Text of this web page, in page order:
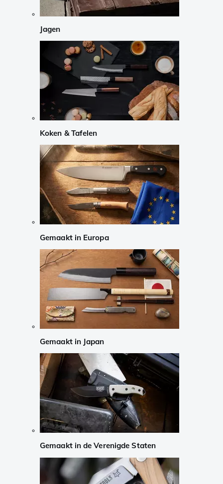
Jagen
Koken & Tafelen
Gemaakt in Europa
Gemaakt in Japan
Gemaakt in de Verenigde Staten